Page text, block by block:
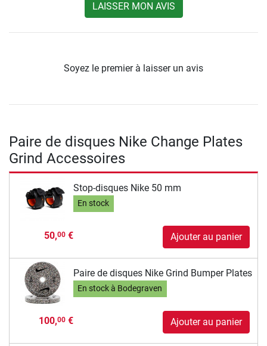
LAISSER MON AVIS
Soyez le premier à laisser un avis
Paire de disques Nike Change Plates
Grind Accessoires
Stop-disques Nike 50 mm
En stock
50,00€ Ajouter au panier
Paire de disques Nike Grind Bumper Plates
En stock à Bodegraven
100,00€ Ajouter au panier